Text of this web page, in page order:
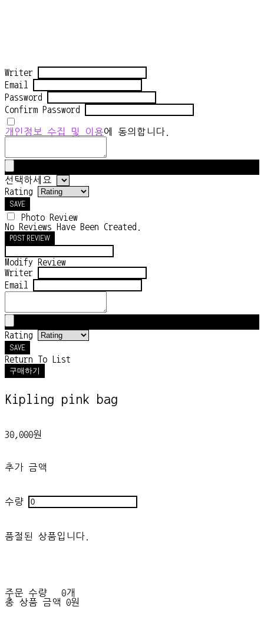
Writer
Email
Password
Confirm Password
개인정보 수집 및 이용에 동의합니다.
선택하세요
Rating
SAVE
Photo Review
No Reviews Have Been Created.
POST REVIEW
Modify Review
Writer
Email
Rating
SAVE
Return To List
구매하기
Kipling pink bag
30,000원
추가 금액
수량
품절된 상품입니다.
주문 수량
0개
총 상품 금액
0원